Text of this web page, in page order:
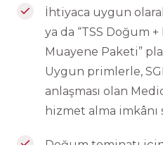
İhtiyaca uygun
ya da “TSS Doğum
Muayene Paketi”
Uygun primlerle,
anlaşması olan
hizmet alma